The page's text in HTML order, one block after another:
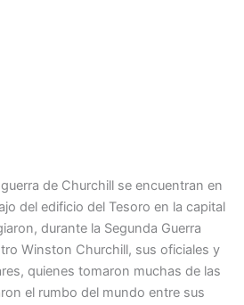
de Churchill se encuentran en
del edificio del Tesoro en la capital
durante la Segunda Guerra
Winston Churchill, sus oficiales y
quienes tomaron muchas de las
el rumbo del mundo entre sus